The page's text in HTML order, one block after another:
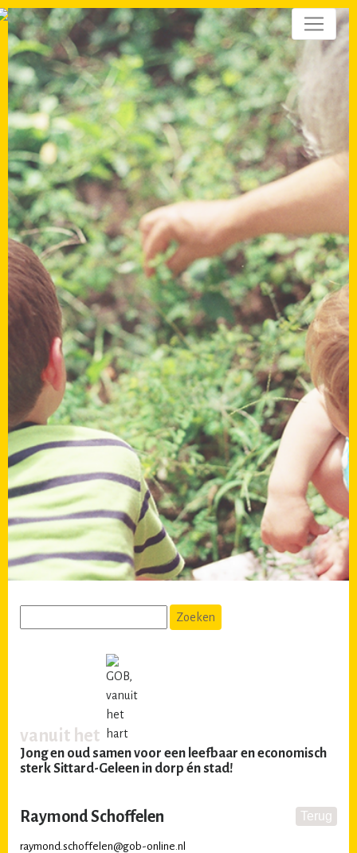
vanuit het
Jong en oud samen voor een leefbaar en economisch
sterk Sittard-Geleen in dorp én stad!
Raymond Schoffelen
raymond.schoffelen@gob-online.nl